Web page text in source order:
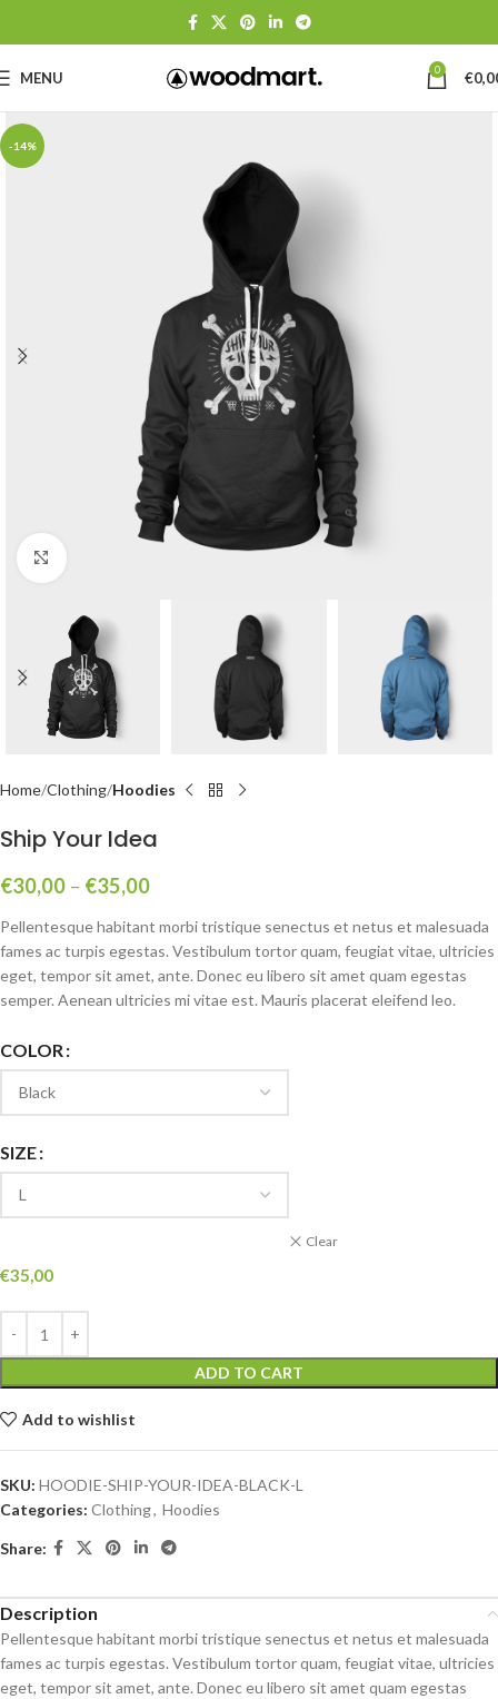
MENU 0 €
-14%
Home Clothing Hoodies
Ship Your Idea
€30,00 – €35,00
Pellentesque habitant morbi tristique senectus et netus et malesuada
fames ac turpis egestas. Vestibulum tortor quam, feugiat vitae, ultricies
eget, tempor sit amet, ante. Donec eu libero sit amet quam egestas
semper. Aenean ultricies mi vitae est. Mauris placerat eleifend leo.
COLOR
SIZE
Clear
€35,00
ADD TO CART
Add to wishlist
SKU: HOODIE-SHIP-YOUR-IDEA-BLACK-L
Categories: Clothing, Hoodies
Share:
Description
Pellentesque habitant morbi tristique senectus et netus et malesuada
fames ac turpis egestas. Vestibulum tortor quam, feugiat vitae, ultricies
eget, tempor sit amet, ante. Donec eu libero sit amet quam egestas